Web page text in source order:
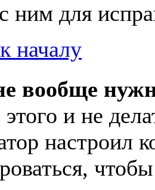
ним для
началу
вообще
и не